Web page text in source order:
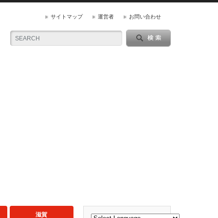
サイトマップ 運営者 お問い合わせ
滋賀